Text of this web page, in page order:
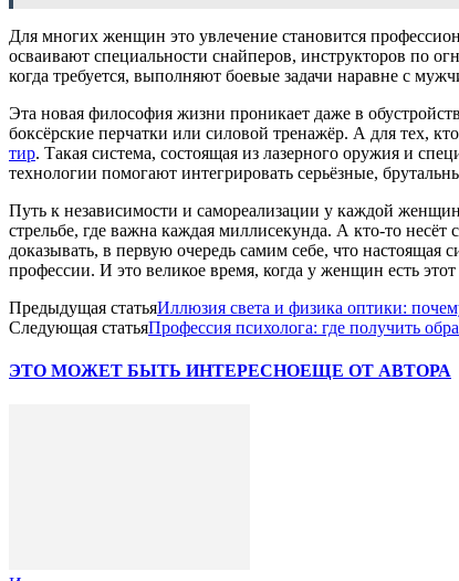
Для многих женщин это увлечение становится
осваивают специальности снайперов, инструкторов по
когда требуется, выполняют боевые задачи наравне с
Эта новая философия жизни проникает даже в
боксёрские перчатки или силовой тренажёр. А для тех,
тир. Такая система, состоящая из лазерного оружия и
технологии помогают интегрировать серьёзные,
Путь к независимости и самореализации у каждой
стрельбе, где важна каждая миллисекунда. А кто-то
доказывать, в первую очередь самим себе, что
профессии. И это великое время, когда у женщин есть
Предыдущая статьяИллюзия света и физика оптики:
Следующая статьяПрофессия психолога: где получить
ЭТО МОЖЕТ БЫТЬ ИНТЕРЕСНОЕЩЕ ОТ АВТОРА